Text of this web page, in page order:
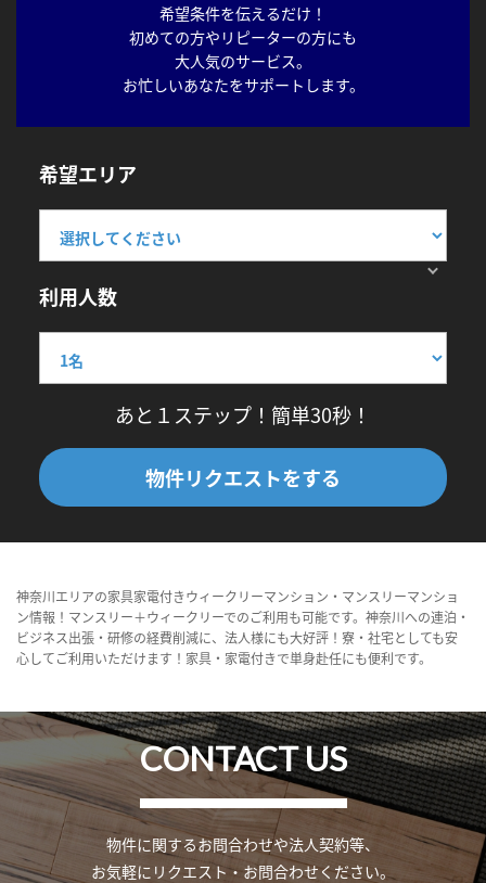
希望条件を伝えるだけ！
初めての方やリピーターの方にも
大人気のサービス。
お忙しいあなたをサポートします。
希望エリア
利用人数
あと１ステップ！簡単30秒！
物件リクエストをする
神奈川エリアの家具家電付きウィークリーマンション・マンスリーマンショ
ン情報！マンスリー＋ウィークリーでのご利用も可能です。神奈川への連泊・
ビジネス出張・研修の経費削減に、法人様にも大好評！寮・社宅としても安
心してご利用いただけます！家具・家電付きで単身赴任にも便利です。
CONTACT US
物件に関するお問合わせや法人契約等、
お気軽にリクエスト・お問合わせください。